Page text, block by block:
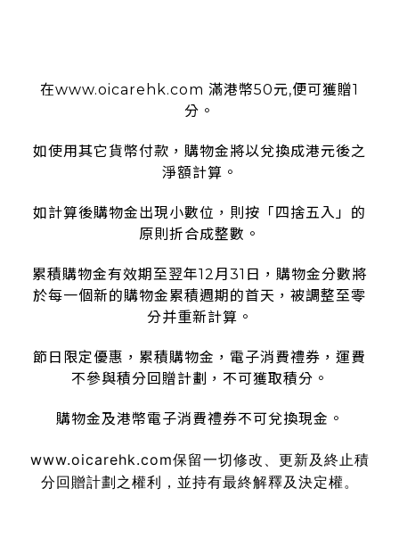
在www.oicarehk.com 滿港幣50元,便可獲贈1
分。
如使用其它貨幣付款，購物金將以兌換成港元後之
淨額計算。
如計算後購物金出現小數位，則按「四捨五入」的
原則折合成整數。
累積購物金有效期至翌年12月31日，購物金分數將
於每一個新的購物金累積週期的首天，被調整至零
分并重新計算。
節日限定優惠，累積購物金，電子消費禮券，運費
不參與積分回贈計劃，不可獲取積分。
購物金及港幣電子消費禮券不可兌換現金。
www.oicarehk.com保留一切修改、更新及終止積
分回贈計劃之權利，並持有最終解釋及決定權。